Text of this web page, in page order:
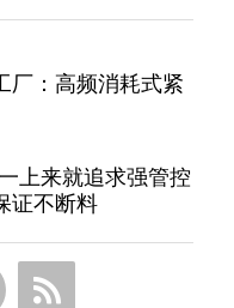
厂：高频消耗式紧
上来就追求强管控
证不断料